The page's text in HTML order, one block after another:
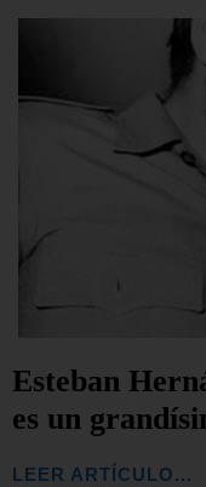
Esteban
es un
LEER ARTÍCULO...